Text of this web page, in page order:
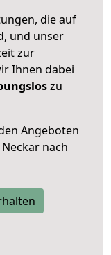
die auf
und unser
zur
Ihnen dabei
zu
Angeboten
nach